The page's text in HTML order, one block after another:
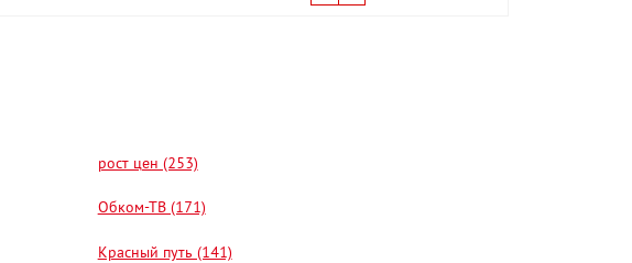
рост цен (253)
Обком-ТВ (171)
Красный путь (141)